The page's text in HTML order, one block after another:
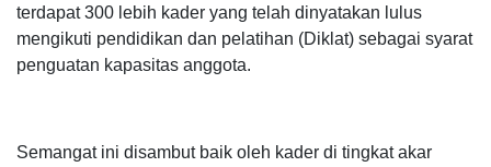
terdapat 300 lebih kader yang telah dinyatakan lulus
mengikuti pendidikan dan pelatihan (Diklat) sebagai syarat
penguatan kapasitas anggota.
Semangat ini disambut baik oleh kader di tingkat akar